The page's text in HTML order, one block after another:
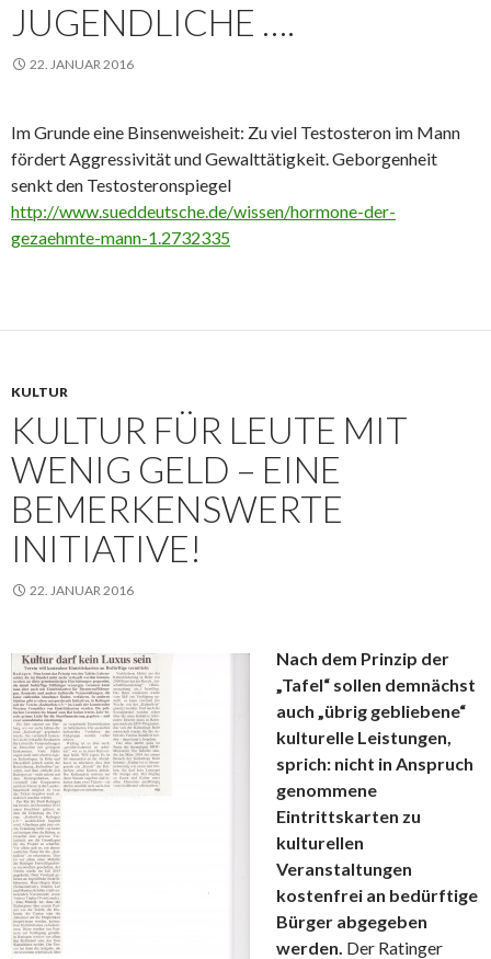
JUGENDLICHE ….
22. JANUAR 2016
Im Grunde eine Binsenweisheit: Zu viel Testosteron im Mann
fördert Aggressivität und Gewalttätigkeit. Geborgenheit
senkt den Testosteronspiegel
http://www.sueddeutsche.de/wissen/hormone-der-
gezaehmte-mann-1.2732335
KULTUR
KULTUR FÜR LEUTE MIT
WENIG GELD – EINE
BEMERKENSWERTE
INITIATIVE!
22. JANUAR 2016
Nach dem Prinzip der
„Tafel“ sollen demnächst
auch „übrig gebliebene“
kulturelle Leistungen,
sprich: nicht in Anspruch
genommene
Eintrittskarten zu
kulturellen
Veranstaltungen
kostenfrei an bedürftige
Bürger abgegeben
werden. Der Ratinger